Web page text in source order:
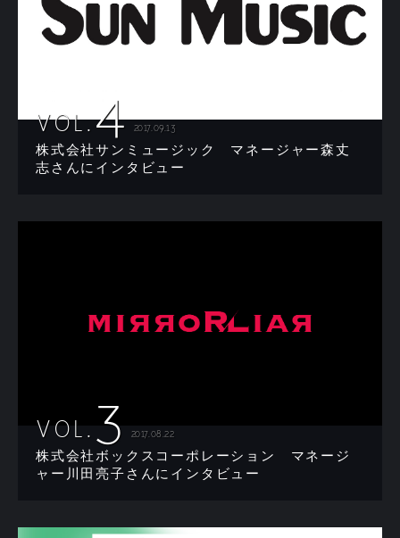
VOL.4 2017.09.13
株式会社サンミュージック マネージャー森丈
志さんにインタビュー
VOL. 3 2017.08.22
株式会社ボックスコーポレーション マネージ
ャー川田亮子さんにインタビュー